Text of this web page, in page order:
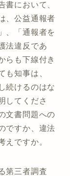
において、
、公益通報者
、「通報者を
法違反であ
らも下線付き
も知事は、
続けるのはな
してくださ
文書問題への
ですか、違法
えですか。
第三者調査